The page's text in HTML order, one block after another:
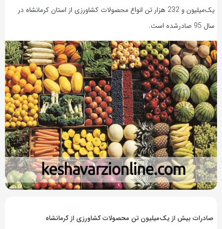
یک‌میلیون و 232 هزار تن انواع محصولات کشاورزی از استان کرمانشاه در
سال 95 صادرشده است.
صادرات بیش از یک‌میلیون تن محصولات کشاورزی از کرمانشاه